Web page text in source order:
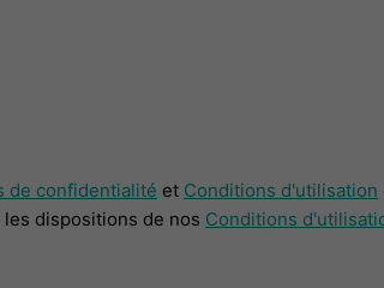
de confidentialité et Conditions d'utilisation
dispositions de nos Conditions